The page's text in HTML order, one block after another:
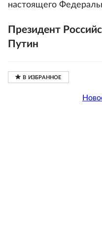
настоящего
Президент
Путин